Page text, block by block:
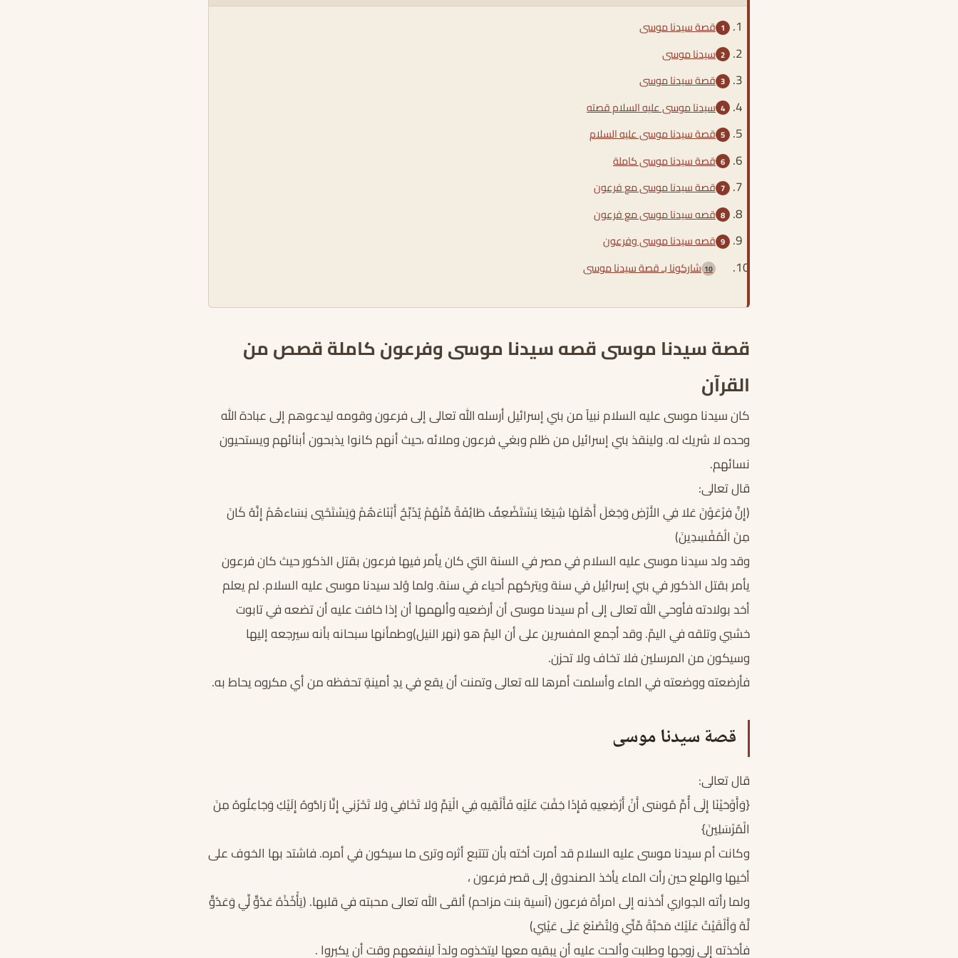
قصة سيدنا موسى
سيدنا موسى
قصة سيدنا موسى
سيدنا موسى عليه السلام قصته
قصة سيدنا موسى عليه السلام
قصة سيدنا موسى كاملة
قصة سيدنا موسى مع فرعون
قصه سيدنا موسى مع فرعون
قصه سيدنا موسى وفرعون
شاركونا بـ قصة سيدنا موسى
قصة سيدنا موسى قصه سيدنا موسى وفرعون كاملة قصص من
القرآن
كان سيدنا موسى عليه السلام نبياً من بني إسرائيل أرسله الله تعالى إلى فرعون وقومه ليدعوهم إلى عبادة الله
وحده لا شريك له. ولينقذ بني إسرائيل من ظلم وبغي فرعون وملائه ،حيث أنهم كانوا يذبحون أبنائهم ويستحيون
نسائهم.
قال تعالى:
(إِنَّ فِرْعَوْنَ عَلا فِي الأَرْضِ وَجَعَلَ أَهْلَهَا شِيَعًا يَسْتَضْعِفُ طَائِفَةً مِّنْهُمْ يُذَبِّحُ أَبْنَاءَهُمْ وَيَسْتَحْيِي نِسَاءهُمْ إِنَّهُ كَانَ
مِنَ الْمُفْسِدِينَ)
وقد ولد سيدنا موسى عليه السلام في مصر في السنة التي كان يأمر فيها فرعون بقتل الذكور حيث كان فرعون
يأمر بقتل الذكور في بني إسرائيل في سنة ويتركهم أحياء في سنة. ولما وُلد سيدنا موسى عليه السلام. لم يعلم
أخد بولادته فأوحي الله تعالى إلى أم سيدنا موسى أن أرضعيه وألهمها أن إذا خافت عليه أن تضعه في تابوت
خشبي وتلقه في اليمّ. وقد أجمع المفسرين على أن اليمّ هو (نهر النيل)وطمأنها سبحانه بأنه سيرجعه إليها
وسيكون من المرسلين فلا تخاف ولا تحزن.
فأرضعته ووضعته في الماء وأسلمت أمرها لله تعالى وتمنت أن يقع في يدٍ أمينةٍ تحفظه من أي مكروه يحاط به.
قصة سيدنا موسى
قال تعالى:
{وَأَوْحَيْنَا إِلَى أُمِّ مُوسَى أَنْ أَرْضِعِيهِ فَإِذَا خِفْتِ عَلَيْهِ فَأَلْقِيهِ فِي الْيَمِّ وَلا تَخَافِي وَلا تَحْزَنِي إِنَّا رَادُّوهُ إِلَيْكِ وَجَاعِلُوهُ مِنَ
الْمُرْسَلِينَ}
وكانت أم سيدنا موسى عليه السلام قد أمرت أخته بأن تتتبع أثره وترى ما سيكون في أمره. فاشتد بها الخوف على
أخيها والهلع حين رأت الماء يأخذ الصندوق إلى قصر فرعون ،
ولما رأته الجواري أخذنه إلى امرأة فرعون (آسية بنت مزاحم) ألقى الله تعالى محبته في قلبها. (يَأْخُذْهُ عَدُوٌّ لِّي وَعَدُوٌّ
لَّهُ وَأَلْقَيْتُ عَلَيْكَ مَحَبَّةً مِّنِّي وَلِتُصْنَعَ عَلَى عَيْنِي)
فأخذته إلى زوجها وطلبت وألحت عليه أن يبقيه معها ليتخذوه ولداً لينفعهم وقت أن يكبروا .